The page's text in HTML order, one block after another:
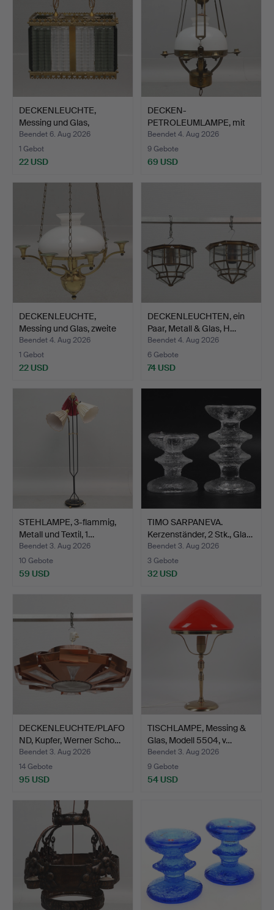
DECKENLEUCHTE,
Messing und Glas,
1960er/19…
Beendet 6. Aug 2026
1 Gebot
22 USD
DECKEN-
PETROLEUMLAMPE, mit
Zugvorrichtung,…
Beendet 4. Aug 2026
9 Gebote
69 USD
DECKENLEUCHTE,
Messing und Glas, zweite
Hä…
Beendet 4. Aug 2026
1 Gebot
22 USD
DECKENLEUCHTEN, ein
Paar, Metall & Glas, H…
Beendet 4. Aug 2026
6 Gebote
74 USD
STEHLAMPE, 3-flammig,
Metall und Textil, 1…
Beendet 3. Aug 2026
10 Gebote
59 USD
TIMO SARPANEVA.
Kerzenständer, 2 Stk., Gla…
Beendet 3. Aug 2026
3 Gebote
32 USD
DECKENLEUCHTE/PLAFO
ND, Kupfer, Werner Scho…
Beendet 3. Aug 2026
14 Gebote
95 USD
TISCHLAMPE, Messing &
Glas, Modell 5504, v…
Beendet 3. Aug 2026
9 Gebote
54 USD